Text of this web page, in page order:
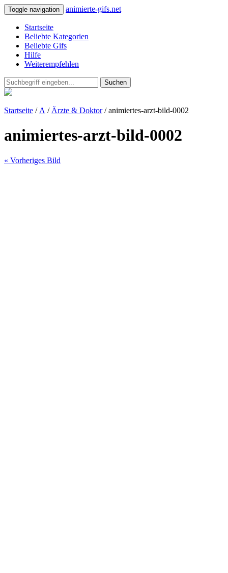
Toggle navigation animierte-gifs.net
Startseite
Beliebte Kategorien
Beliebte Gifs
Hilfe
Weiterempfehlen
Suchen
Startseite / A / Ärzte & Doktor/ animiertes-arzt-bild-0002
animiertes-arzt-bild-0002
« Vorheriges Bild